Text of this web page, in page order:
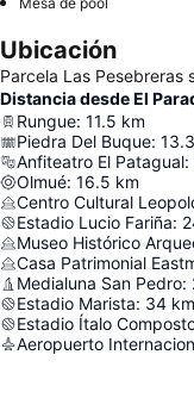
Ubicación
Parcela Las Pesebreras
Distancia desde El
Rungue: 11.5 km
Piedra Del Buque: 13.3
Anfiteatro El Patagual:
Olmué: 16.5 km
Centro Cultural
Estadio Lucio Fariña:
Museo Histórico
Casa Patrimonial
Medialuna San Pedro:
Estadio Marista: 34 km
Estadio Ítalo